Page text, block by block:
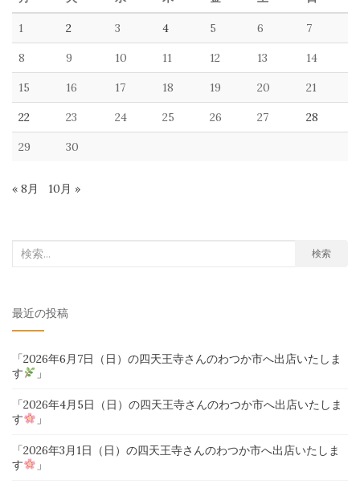
1 2 3 4 5 6 7
8 9 10 11 12 13 14
15 16 17 18 19 20 21
22 23 24 25 26 27 28
29 30
« 8月 10月 »
検
象:
検索
最近の投稿
「2026年6月7日（日）の四天王寺さんのわつか市へ出店いたしま
す
」
「2026年4月5日（日）の四天王寺さんのわつか市へ出店いたしま
す
」
「2026年3月1日（日）の四天王寺さんのわつか市へ出店いたしま
す
」